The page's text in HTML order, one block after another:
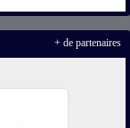
+ de partenaires